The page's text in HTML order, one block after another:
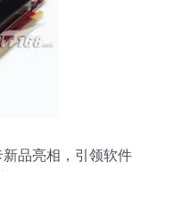
品亮相，引领软件